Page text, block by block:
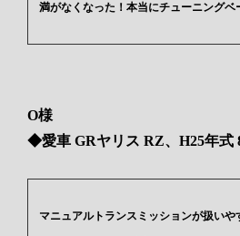
満がなくなった！本当にチューニングベ
O様
◆愛車 GRヤリス RZ、H25年式
マニュアルトランスミッションが扱い